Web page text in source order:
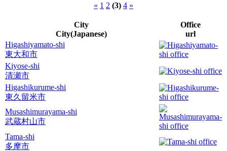
« 1 2 (3) 4 »
City
City(Japanese)
Office
url
Higashiyamato-shi
東大和市
Kiyose-shi
清瀬市
Higashikurume-shi
東久留米市
Musashimurayama-shi
武蔵村山市
Tama-shi
多摩市